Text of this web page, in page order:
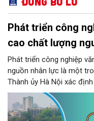
Phát triển công
cao chất lượng
Phát triển công nghiệp
nguồn nhân lực là một
Thành ủy Hà Nội xác
động thực hiện các nghị
đào tạo, y tế và văn hóa.
Văn Phong, Phó Bí thư